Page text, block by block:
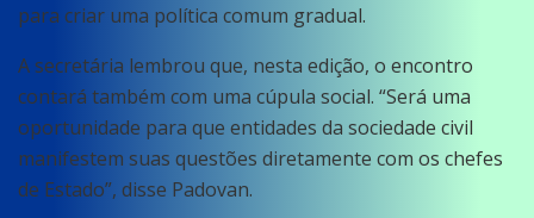
para criar uma política comum gradual.
A secretária lembrou que, nesta edição, o encontro
contará também com uma cúpula social. “Será uma
oportunidade para que entidades da sociedade civil
manifestem suas questões diretamente com os chefes
de Estado”, disse Padovan.